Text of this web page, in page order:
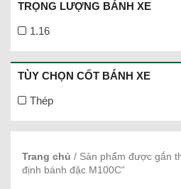
TRỌNG LƯỢNG BÁNH XE
1.16
TÙY CHỌN CỐT BÁNH XE
Thép
Trang chủ / Sản phẩm được gắn
định bánh đặc M100C”